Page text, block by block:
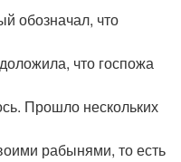
обозначал, что
что госпожа
Прошло нескольких
рабынями, то есть